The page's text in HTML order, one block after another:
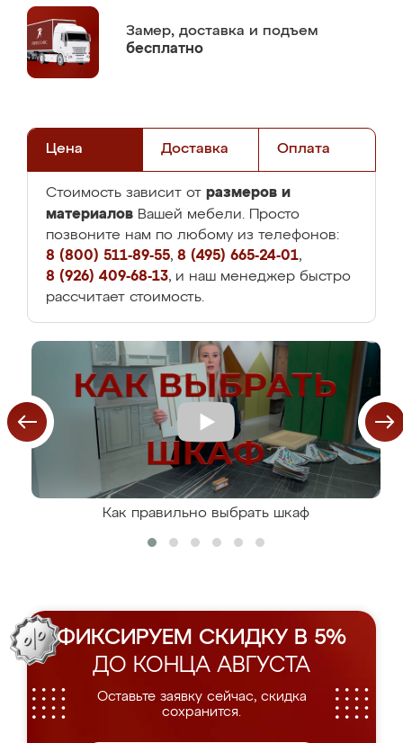
Замер, доставка и подъем
бесплатно
Цена Доставка Оплата
Стоимость зависит от размеров и
материалов Вашей мебели. Просто
позвоните нам по любому из телефонов:
8 (800) 511-89-55, 8 (495) 665-24-01,
8 (926) 409-68-13, и наш менеджер быстро
рассчитает стоимость.
Как правильно выбрать шкаф
ФИКСИРУЕМ СКИДКУ В 5%
ДО КОНЦА АВГУСТА
Оставьте заявку сейчас, скидка
сохранится.